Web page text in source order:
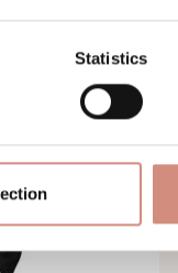
Statistics